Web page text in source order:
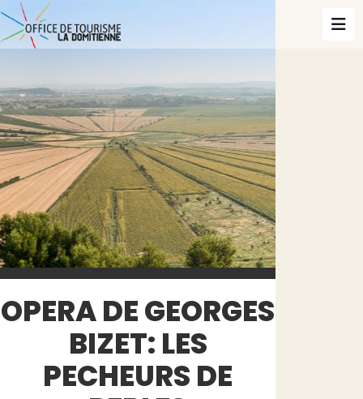
OPERA DE GEORGES
BIZET: LES
PECHEURS DE